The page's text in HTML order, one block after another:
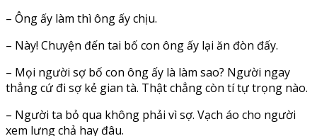
– Ông ấy làm thì ông ấy chịu.
– Này! Chuyện đến tai bố con ông ấy lại ăn đòn đấy.
– Mọi người sợ bố con ông ấy là làm sao? Người ngay
thẳng cứ đi sợ kẻ gian tà. Thật chẳng còn tí tự trọng nào.
– Người ta bỏ qua không phải vì sợ. Vạch áo cho người
xem lưng chả hay đâu.